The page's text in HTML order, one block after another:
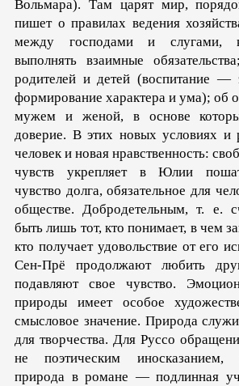
Вольмара). Там царят мир,
пишет о правилах ведения
между господами и слугами,
выполнять взаимные
родителей и детей (воспитание —
формирование характера и ума); об
мужем и женой, в основе
доверие. В этих новых условиях и
человек и новая нравственность:
чувств укрепляет в Юлии
чувство долга, обязательное для
обществе. Добродетельным, т. е.
быть лишь тот, кто понимает, в чем
кто получает удовольствие от его
Сен-Прё продолжают любить
подавляют свое чувство.
природы имеет особое
смысловое значение. Природа
для творчества. Для Руссо
не поэтическим
природа в романе — подлинная